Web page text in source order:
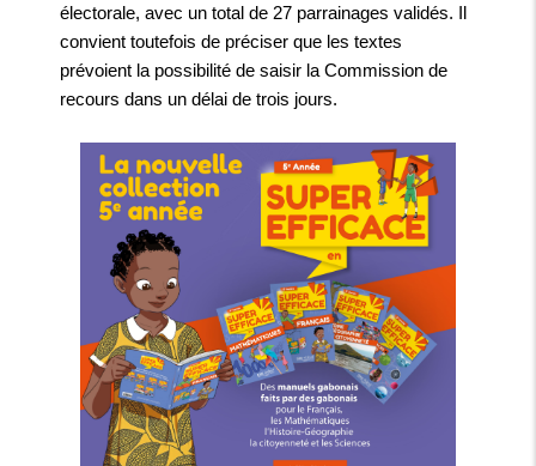
électorale, avec un total de 27 parrainages validés. Il
convient toutefois de préciser que les textes
prévoient la possibilité de saisir la Commission de
recours dans un délai de trois jours.